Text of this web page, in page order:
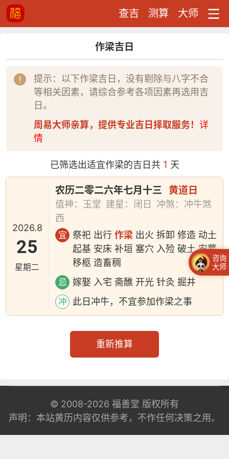
查吉 测算 大师
作梁吉日
提示：以下作梁吉日，没有剔除与八字不合
等相关因素，请综合参考各项因素再选用吉
日。
周易大师亲算，提供专业吉日择取服务！ 详
情
已筛选出适宜作梁的吉日共1 天
2026.8
25
星期二
农历二零二六年七月十三 黄道日
值神：玉堂 建星：闭日
冲煞：冲牛煞
西
宜 祭祀 出行作梁 出火 拆卸 修造 动土
起基 安床 补垣 塞穴 入殓 破土 安葬
移柩 造畜稠
忌 嫁娶 入宅 斋醮 开光 针灸 掘井
冲 此日冲牛，不宜参加作梁之事
重新推算
© 2008-2026 福善堂 版权所有
声明：本站黄历内容仅供参考，不作任何决策之用。
咨询
大师